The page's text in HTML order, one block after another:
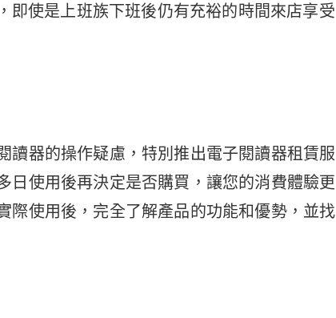
即使是上班族下班後仍有充裕的時間來店享受
讀器的操作疑慮，特別推出電子閱讀器租賃服
日使用後再決定是否購買，讓您的消費體驗更
際使用後，完全了解產品的功能和優勢，並找